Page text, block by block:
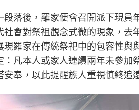
段落後，羅家便會召開派下現員
社會對祭祖觀念式微的現象，去
現羅家在傳統祭祀中的包容性與
：凡本人或家人連續兩年未參加
安奉，以此提醒族人重視慎終追